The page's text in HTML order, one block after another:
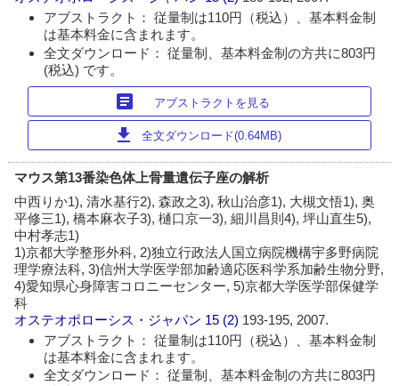
アブストラクト： 従量制は110円（税込）、基本料金制
は基本料金に含まれます。
全文ダウンロード： 従量制、基本料金制の方共に803円
(税込) です。
article アブストラクトを見る
download 全文ダウンロード(0.64MB)
マウス第13番染色体上骨量遺伝子座の解析
中西りか1), 清水基行2), 森政之3), 秋山治彦1), 大槻文悟1), 奥
平修三1), 橋本麻衣子3), 樋口京一3), 細川昌則4), 坪山直生5),
中村孝志1)
1)京都大学整形外科, 2)独立行政法人国立病院機構宇多野病院
理学療法科, 3)信州大学医学部加齢適応医科学系加齢生物分野,
4)愛知県心身障害コロニーセンター, 5)京都大学医学部保健学
科
オステオポローシス・ジャパン 15 (2) 193-195, 2007.
アブストラクト： 従量制は110円（税込）、基本料金制
は基本料金に含まれます。
全文ダウンロード： 従量制、基本料金制の方共に803円